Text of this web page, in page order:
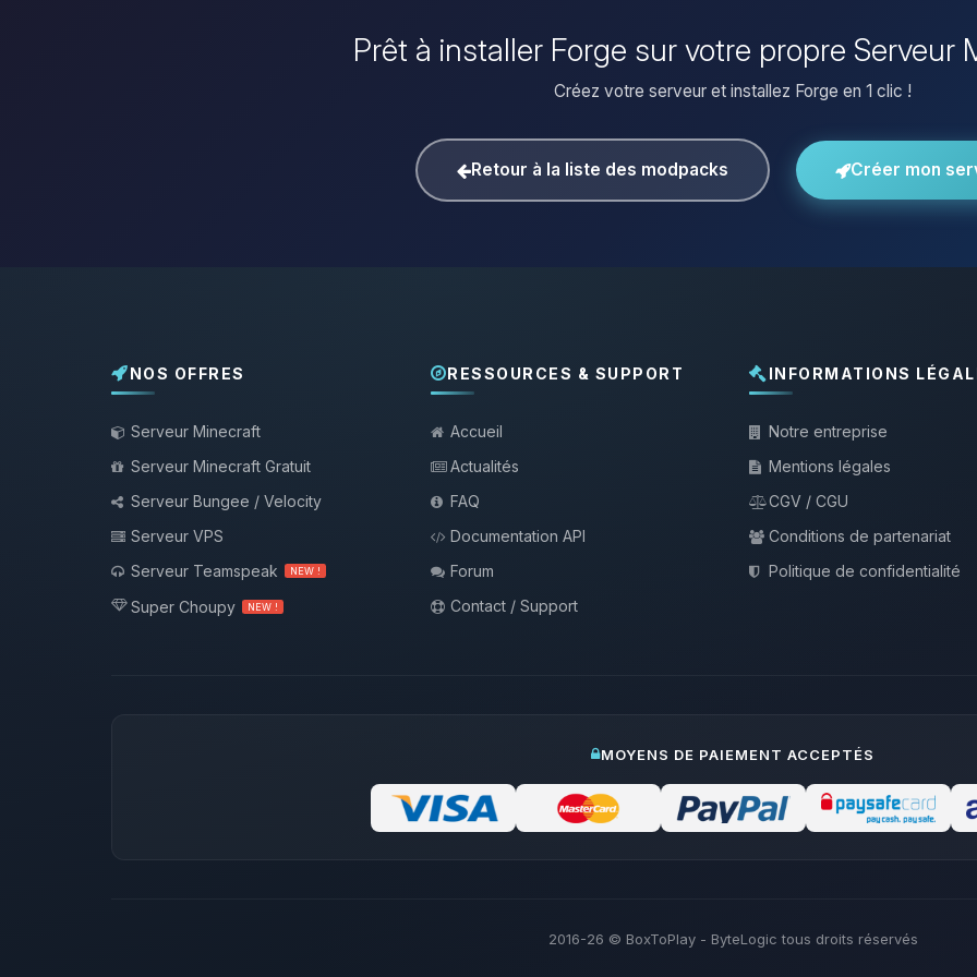
Prêt à installer Forge sur votre propre Serveur
Créez votre serveur et installez Forge en 1 clic !
Retour à la liste des modpacks Créer mon
NOS OFFRES
Serveur Minecraft
Serveur Minecraft Gratuit
Serveur Bungee / Velocity
Serveur VPS
Serveur Teamspeak
NEW !
Super Choupy NEW !
RESSOURCES & SUPPORT
Accueil
Actualités
FAQ
Documentation API
Forum
Contact / Support
INFORMATIONS
Notre entreprise
Mentions légales
CGV / CGU
Conditions de partenariat
Politique de confidentialité
MOYENS DE PAIEMENT ACCEPTÉS
2016-26 © BoxToPlay - ByteLogic tous droits réservés